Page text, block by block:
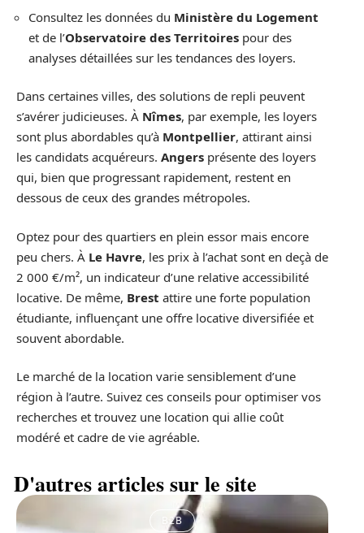
Consultez les données du Ministère du Logement
et de l’Observatoire des Territoires pour des
analyses détaillées sur les tendances des loyers.
Dans certaines villes, des solutions de repli peuvent
s’avérer judicieuses. À Nîmes, par exemple, les loyers
sont plus abordables qu’à Montpellier, attirant ainsi
les candidats acquéreurs. Angers présente des loyers
qui, bien que progressant rapidement, restent en
dessous de ceux des grandes métropoles.
Optez pour des quartiers en plein essor mais encore
peu chers. À Le Havre, les prix à l’achat sont en deçà de
2 000 €/m², un indicateur d’une relative accessibilité
locative. De même, Brest attire une forte population
étudiante, influençant une offre locative diversifiée et
souvent abordable.
Le marché de la location varie sensiblement d’une
région à l’autre. Suivez ces conseils pour optimiser vos
recherches et trouvez une location qui allie coût
modéré et cadre de vie agréable.
D'autres articles sur le site
B2B